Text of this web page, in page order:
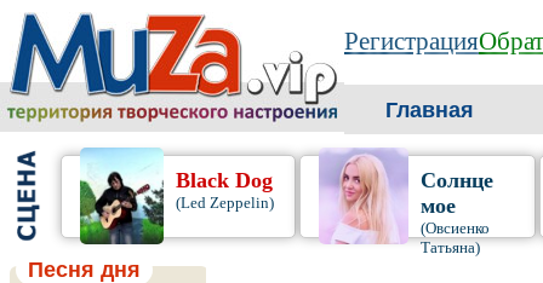
Регистрация
Главная
Black Dog
(Led Zeppelin)
Солнце
мое
(Овсиенко
Татьяна)
Песня дня